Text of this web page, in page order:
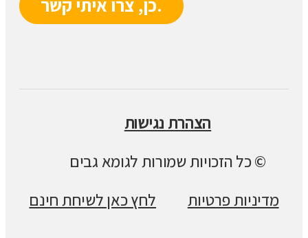
הצהרת נגישות
© כל הזכויות שמורות לגומא גבים
מדיניות פרטיות
לחץ כאן לשיחת חינם